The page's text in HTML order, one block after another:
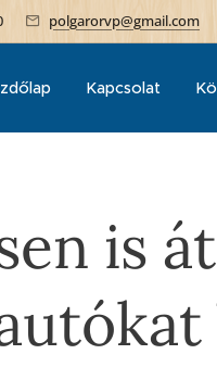
polgarorvp@gmail.com
Kapcsolat
is